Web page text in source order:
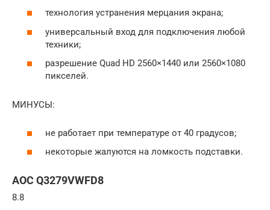
технология устранения мерцания экрана;
универсальный вход для подключения любой
техники;
разрешение Quad HD 2560×1440 или 2560×1080
пикселей.
МИНУСЫ:
не работает при температуре от 40 градусов;
некоторые жалуются на ломкость подставки.
AOC Q3279VWFD8
8.8